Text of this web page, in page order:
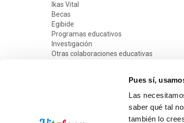
Pues sí,
Las
saber qué tal
también lo
Ikas Vital
Becas
Egibide
Programas educativos
Investigación
Otras colaboraciones educativas